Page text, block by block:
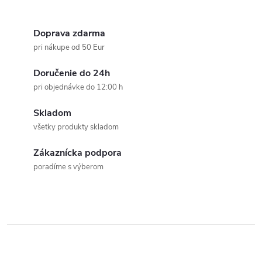
u
Doprava zdarma
pri nákupe od 50 Eur
Doručenie do 24h
pri objednávke do 12:00 h
Skladom
všetky produkty skladom
Zákaznícka podpora
poradíme s výberom